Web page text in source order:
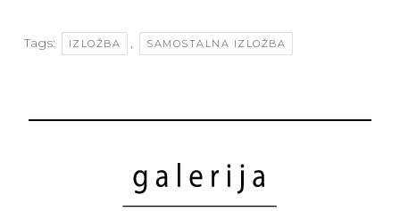
Tags: IZLOŽBA , SAMOSTALNA IZLOŽBA